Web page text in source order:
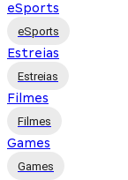
eSports
eSports
Estreias
Estreias
Filmes
Filmes
Games
Games